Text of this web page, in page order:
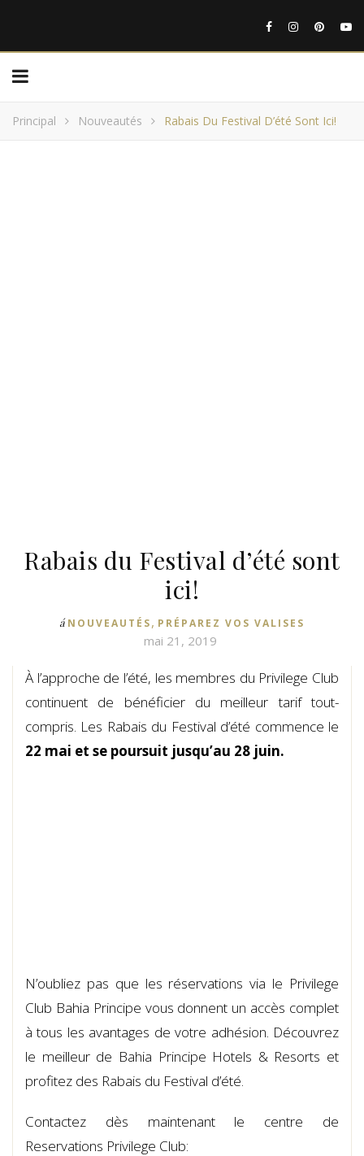
Principal Nouveautés Rabais Du Festival D’été Sont Ici!
Rabais du Festival d’été sont
ici!
á NOUVEAUTÉS, PRÉPAREZ VOS VALISES
mai 21, 2019
À l’approche de l’été, les membres du Privilege Club
continuent de bénéficier du meilleur tarif tout-
compris. Les Rabais du Festival d’été commence le
22 mai et se poursuit jusqu’au 28 juin.
N’oubliez pas que les réservations via le Privilege
Club Bahia Principe vous donnent un accès complet
à tous les avantages de votre adhésion. Découvrez
le meilleur de Bahia Principe Hotels & Resorts et
profitez des Rabais du Festival d’été.
Contactez dès maintenant le centre de
Reservations Privilege Club: